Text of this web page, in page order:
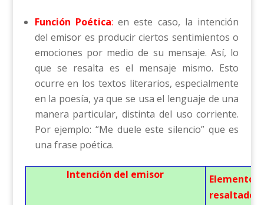
Función Poética: en este caso, la intención
del emisor es producir ciertos sentimientos o
emociones por medio de su mensaje. Así, lo
que se resalta es el mensaje mismo. Esto
ocurre en los textos literarios, especialmente
en la poesía, ya que se usa el lenguaje de una
manera particular, distinta del uso corriente.
Por ejemplo: “Me duele este silencio” que es
una frase poética.
Intención del emisor
Elemento
resaltado